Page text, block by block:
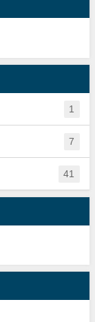
1
7
41